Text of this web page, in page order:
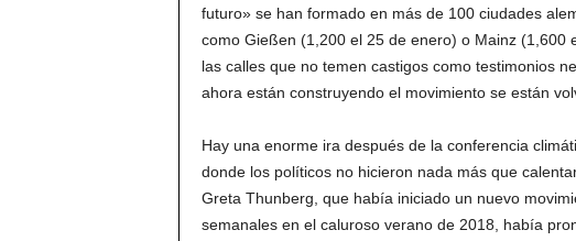
futuro» se han formado en más de 100 ciudades
como Gießen (1,200 el 25 de enero) o Mainz (1,600
las calles que no temen castigos como testimonios
ahora están construyendo el movimiento se están
Hay una enorme ira después de la conferencia
donde los políticos no hicieron nada más que
Greta Thunberg, que había iniciado un nuevo
semanales en el caluroso verano de 2018, había